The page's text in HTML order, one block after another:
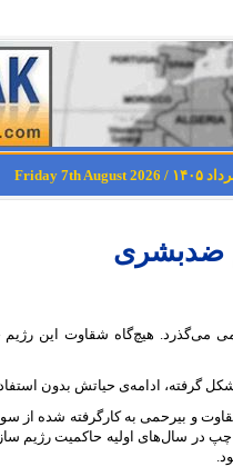
ضدبشری
می‌گذرد. هیچ‌گاه شقاوت این
ادامه‌ی حیاتش بدون
و بیرحمی به کارگرفته شده از
در سال‌های اولیه حاکمیت رژیم